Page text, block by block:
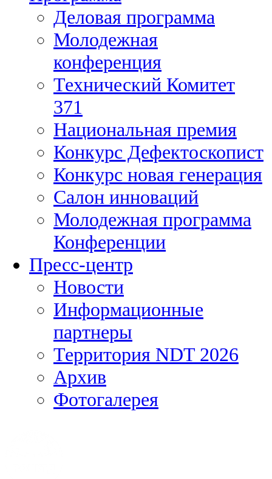
Деловая программа
Молодежная
конференция
Технический Комитет
371
Национальная премия
Конкурс Дефектоскопист
Конкурс новая генерация
Салон инноваций
Молодежная программа
Конференции
Пресс-центр
Новости
Информационные
партнеры
Территория NDT 2026
Архив
Фотогалерея